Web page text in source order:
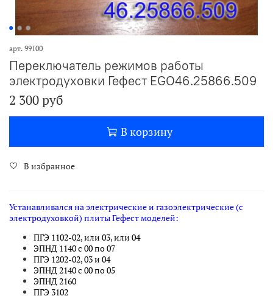
арт. 99100
Переключатель режимов работы
электродуховки Гефест ЕGО46.25866.509
2 300 руб
В корзину
В избранное
Устанавливался на электрические и газоэлектрические (с
электродуховкой) плиты Гефест моделей:
ПГЭ 1102-02, или 03, или 04
ЭПНД 1140 с 00 по 07
ПГЭ 1202-02, 03 и 04
ЭПНД 2140 с 00 по 05
ЭПНД 2160
ПГЭ 3102